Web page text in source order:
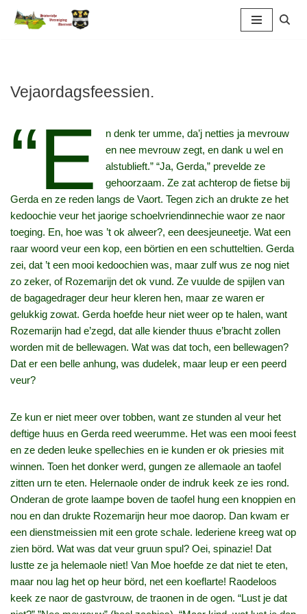
inhoud
Vejaordagsfeessien.
“E
n denk ter umme, da’j netties ja mevrouw
en nee mevrouw zegt, en dank u wel en
alstublieft.” “Ja, Gerda,” prevelde ze
gehoorzaam. Ze zat achterop de fietse bij
Gerda en ze reden langs de Vaort. Tegen zich an drukte ze het
kedoochie veur het jaorige schoelvriendinnechie waor ze naor
toeging. En, hoe was ’t ok alweer?, een deesjeuneetje. Wat een
raar woord veur een kop, een börtien en een schutteltien. Gerda
zei, dat ’t een mooi kedoochien was, maar zulf wus ze nog niet
zo zeker, of Rozemarijn det ok vund. Ze vuulde de spijlen van
de bagagedrager deur heur kleren hen, maar ze waren er
gelukkig zowat. Gerda hoefde heur niet weer op te halen, want
Rozemarijn had e’zegd, dat alle kiender thuus e’bracht zollen
worden mit de bellewagen. Wat was dat toch, een bellewagen?
Dat er een belle anhung, was dudelek, maar leup er een peerd
veur?
Ze kun er niet meer over tobben, want ze stunden al veur het
deftige huus en Gerda reed weerumme. Het was een mooi feest
en ze deden leuke spellechies en ie kunden er ok priesies mit
winnen. Toen het donker werd, gungen ze allemaole an taofel
zitten urn te eten. Helernaole onder de indruk keek ze ies rond.
Onderan de grote laampe boven de taofel hung een knoppien en
nou en dan drukte Rozemarijn heur moe daorop. Dan kwam er
een dienstmeissien mit een grote schale. lederiene kreeg wat op
zien börd. Wat was dat veur gruun spul? Oei, spinazie! Dat
lustte ze ja helemaole niet! Van Moe hoefde ze dat niet te eten,
maar nou lag het op heur börd, net een koeflarte! Raodeloos
keek ze naor de gastvrouw, de traonen in de ogen. “Lust je dat